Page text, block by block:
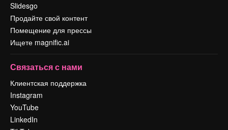
Slidesgo
Продайте свой контент
Помещение для прессы
Ищете magnific.ai
Связаться с нами
Клиентская поддержка
Instagram
YouTube
LinkedIn